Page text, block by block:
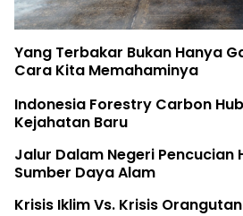
Yang Terbakar Bukan Hanya
Cara Kita Memahaminya
Indonesia Forestry Carbon
Kejahatan Baru
Jalur Dalam Negeri Pencucian
Sumber Daya Alam
Krisis Iklim Vs. Krisis Orangutan